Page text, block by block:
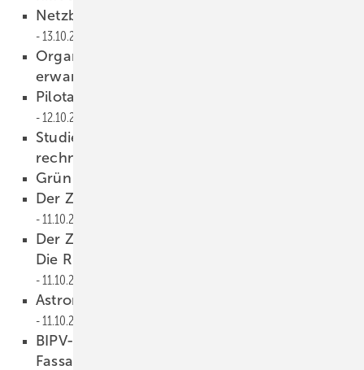
Netzbetreiber erhalten geringere Rendite
13.10.2016
Organische Solarmodule bringen mehr als
erwartet
Pilotausschreibung mit Dänemark startet
12.10.2016
Studie: Eigenversorgung mit Solarstrom
rechnet sich
Grün und gewölbt in Mekka
Der Zauberlehrling der Energiewende
11.10.2016
Der Zauberlehrling der Energiewende oder:
Die Rückkehr von Meister Hermann
11.10.2016
Astronergy baut nun auch Monomodule
11.10.2016
BIPV-Konferenz in Bern zeigt den Weg in die
Fassade